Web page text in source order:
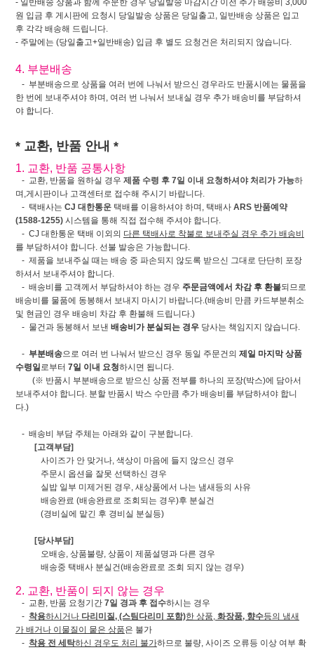
원 입금 후 게시판에 요청시 당일발송 상품은 당일출고, 일반배송 상품은 입고
후 각각 배송해 드립니다.
- 주말에는 (당일출고+일반배송) 입금 후 별도 요청건은 처리되지 않습니다.
4. 부분배송
- 부분배송으로 상품을 여러 번에 나눠서 받으신 경우라도 반품시에는 물품을
한 번에 보내주셔야 하며, 여러 번 나눠서 보내실 경우 추가 배송비를 부담하셔
야 합니다.
* 교환, 반품 안내 *
1. 교환, 반품 공통사항
- 교환, 반품을 원하실 경우 제품 수령 후 7일 이내 요청하셔야 처리가 가능하
며,게시판이나 고객센터로 접수해 주시기 바랍니다.
- 택배사는 CJ 대한통운 택배를 이용하셔야 하며, 택배사 ARS 반품예약
(1588-1255) 시스템을 통해 직접 접수해 주셔야 합니다.
- CJ 대한통운 택배 이외의 다른 택배사로 착불로 보내주실 경우 추가 배송비
를 부담하셔야 합니다. 선불 발송은 가능합니다.
- 제품을 보내주실 때는 배송 중 파손되지 않도록 받으신 그대로 단단히 포장
하셔서 보내주셔야 합니다.
- 배송비를 고객께서 부담하셔야 하는 경우 주문금액에서 차감 후 환불되므로
배송비를 물품에 동봉해서 보내지 마시기 바랍니다.(배송비 만큼 카드부분취소
및 현금인 경우 배송비 차감 후 환불해 드립니다.)
- 물건과 동봉해서 보낸 배송비가 분실되는 경우 당사는 책임지지 않습니다.
- 부분배송으로 여러 번 나눠서 받으신 경우 동일 주문건의 제일 마지막 상품
수령일 로부터 7일 이내 요청하시면 됩니다.
(※ 반품시 부분배송으로 받으신 상품 전부를 하나의 포장(박스)에 담아서
보내주셔야 합니다. 분할 반품시 박스 수만큼 추가 배송비를 부담하셔야 합니
다.)
- 배송비 부담 주체는 아래와 같이 구분합니다.
[고객부담]
사이즈가 안 맞거나, 색상이 마음에 들지 않으신 경우
주문시 옵션을 잘못 선택하신 경우
실밥 일부 미제거된 경우, 새상품에서 나는 냄새등의 사유
배송완료 (배송완료로 조회되는 경우)후 분실건
(경비실에 맡긴 후 경비실 분실등)
[당사부담]
오배송, 상품불량, 상품이 제품설명과 다른 경우
배송중 택배사 분실건(배송완료로 조회 되지 않는 경우)
2. 교환, 반품이 되지 않는 경우
- 교환, 반품 요청기간 7일 경과 후 접수하시는 경우
- 착용하시거나 다리미질, (스팀다리미 포함)한 상품, 화장품, 향수등의 냄새
가 배거나 이물질이 뭍은 상품은 불가
- 착용 전 세탁하신 경우도 처리 불가하므로 불량, 사이즈 오류등 이상 여부 확